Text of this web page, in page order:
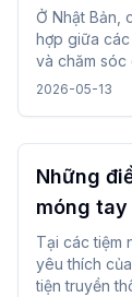
trong
Ở Nhật Bản,
hợp giữa
và chăm sóc
ngày, bạn
2026-05-13
Những
móng tay
phòng từ
Tại các tiệm
yêu thích
tiện truyền